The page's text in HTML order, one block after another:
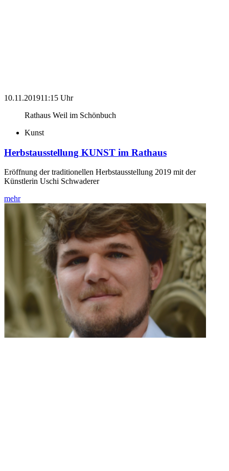
10.11.201911:15 Uhr
Rathaus Weil im Schönbuch
Kunst
Herbstausstellung KUNST im Rathaus
Eröffnung der traditionellen Herbstausstellung 2019 mit der
Künstlerin Uschi Schwaderer
mehr